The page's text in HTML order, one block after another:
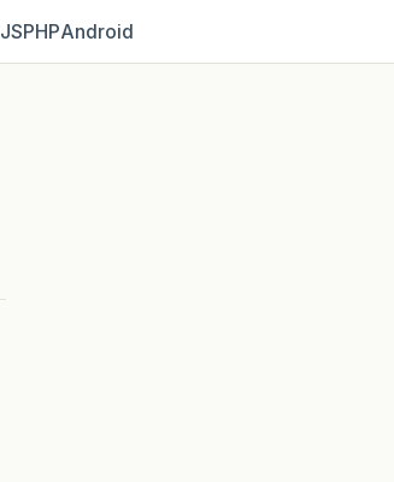
JSPHPAndroid